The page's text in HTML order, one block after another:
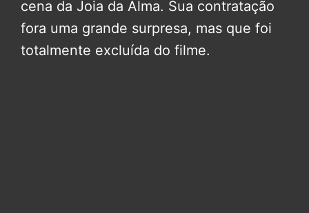
cena da Joia da Alma. Sua contratação
fora uma grande surpresa, mas que foi
totalmente excluída do filme.